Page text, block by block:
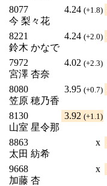
8077
今 梨々花
4.24 (+1.8)
8221
鈴木 かなで
4.24 (+2.0)
7972
宮澤 杏奈
4.02 (+2.3)
8080
笠原 穂乃香
3.95 (+0.7)
8130
山室 星令那
3.92 (+1.1)
8863
太田 紡希
x
9668
加藤 杏
x